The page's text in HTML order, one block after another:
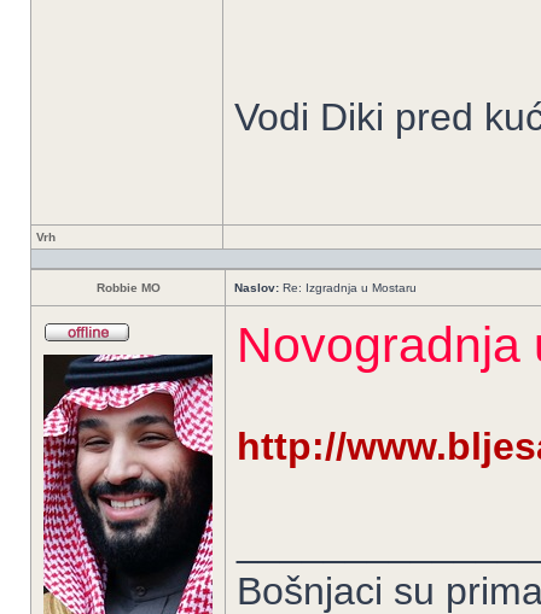
Vodi Diki pred
Vrh
Robbie MO Naslov: Re: Izgradnja u Mostaru
Novogradnja
http://
Bošnjaci su